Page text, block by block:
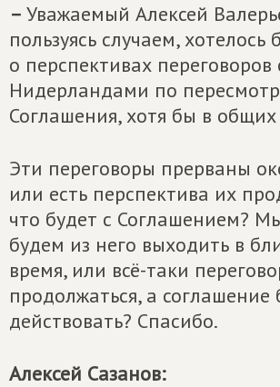
– Уважаемый Алексей
пользуясь случаем, хотелось
о перспективах переговоров
Нидерландами по
Соглашения, хотя бы в общих
Эти переговоры прерваны
или есть перспектива их
что будет с Соглашением?
будем из него выходить в
время, или всё-таки
продолжаться, а соглашение
действовать? Спасибо.
Алексей Сазанов: